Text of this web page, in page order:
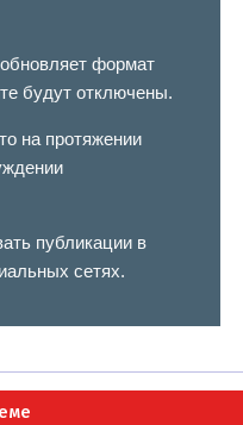
формат
будут отключены.
на протяжении
публикации в
сетях.